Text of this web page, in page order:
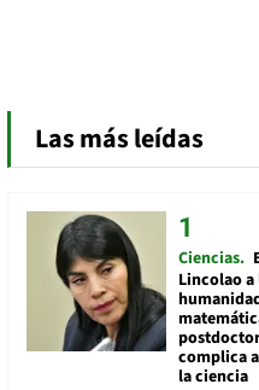
Las más leídas
Ciencias
Lincolao a
complica
la ciencia